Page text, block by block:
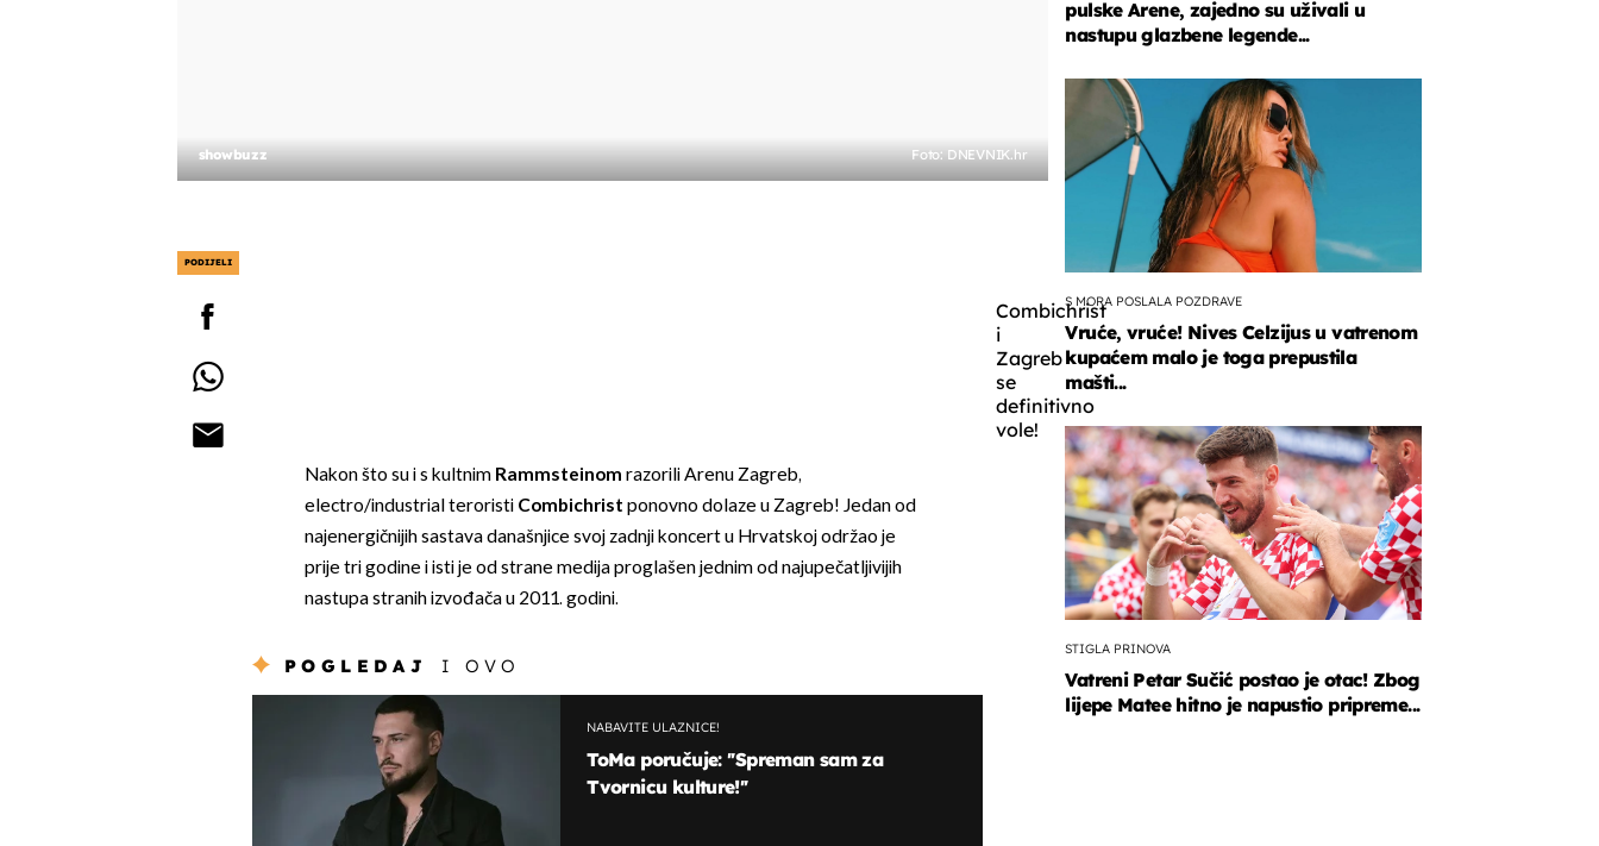
showbuzz Foto: DNEVNIK.hr
PODIJELI
Combichrist
i
Zagreb
se
definitivno
vole!
Nakon što su i s kultnim Rammsteinom razorili Arenu Zagreb,
electro/industrial teroristi Combichrist ponovno dolaze u Zagreb! Jedan od
najenergičnijih sastava današnjice svoj zadnji koncert u Hrvatskoj održao je
prije tri godine i isti je od strane medija proglašen jednim od najupečatljivijih
nastupa stranih izvođača u 2011. godini.
POGLEDAJ I OVO
NABAVITE ULAZNICE!
ToMa poručuje: ''Spreman sam za
Tvornicu kulture!''
pulske Arene, zajedno su uživali u
nastupu glazbene legende...
S MORA POSLALA POZDRAVE
Vruće, vruće! Nives Celzijus u vatrenom
kupaćem malo je toga prepustila
mašti...
STIGLA PRINOVA
Vatreni Petar Sučić postao je otac! Zbog
lijepe Matee hitno je napustio pripreme...